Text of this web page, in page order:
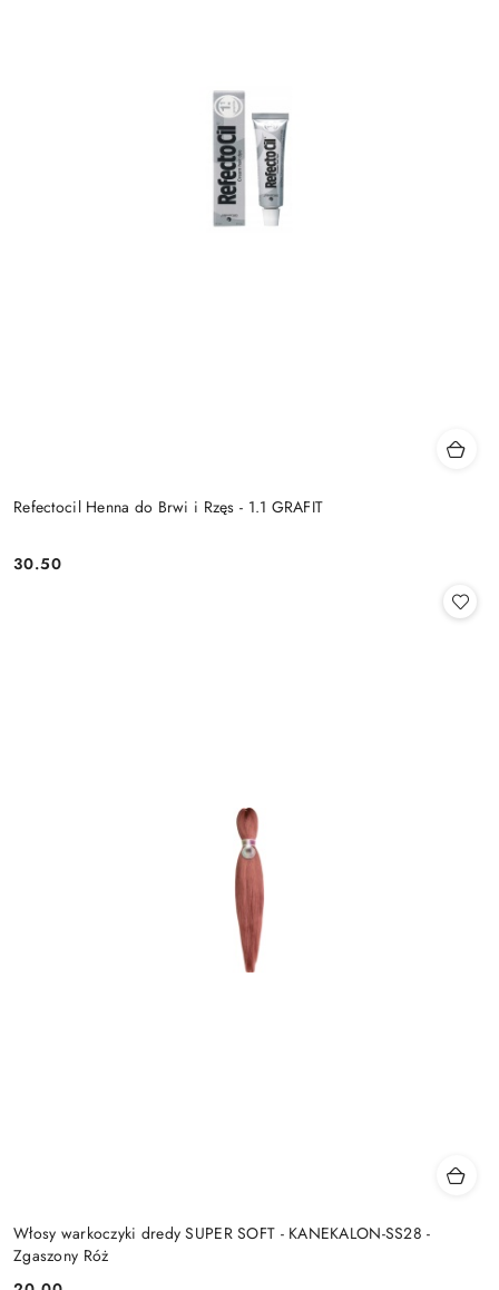
Refectocil Henna do Brwi i Rzęs - 1.1 GRAFIT
Cena:
30.50
Włosy warkoczyki dredy SUPER SOFT - KANEKALON-SS28 -
Zgaszony Róż